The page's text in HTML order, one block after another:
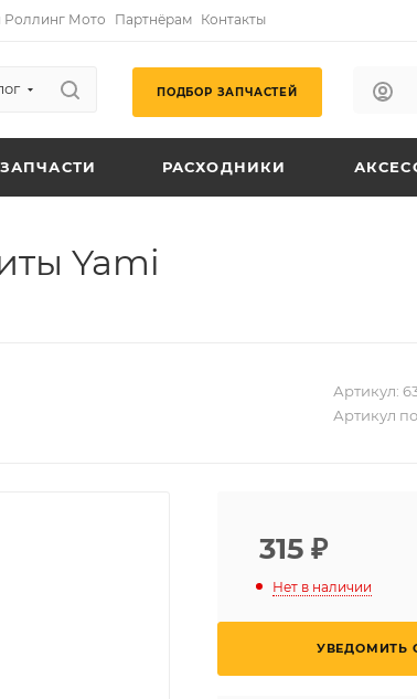
Роллинг Мото Партнёрам Контакты
ПОДБОР ЗАПЧАСТЕЙ
ЗАПЧАСТИ РАСХОДНИКИ
Yami
Артикул:
Артикул
315 ₽
Нет в наличии
УВЕДОМИТЬ